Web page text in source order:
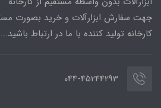
جهت سفارش ابزارآلات و خرید بصورت
کارخانه تولید کننده با ما در ارتباط باشید...
044-45244293